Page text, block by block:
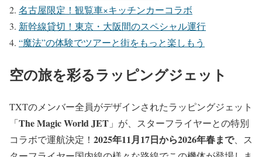
名古屋限定！観覧車×キッチンカーコラボ
新幹線貸切！東京・大阪間のスペシャル運行
“魔法”の体験でツアーと街をもっと楽しもう
空の旅を彩るラッピングジェット
TXTのメンバー全員がデザインされたラッピングジェット
「The Magic World JET 」が、スターフライヤーとの特別
コラボで運航決定！ 2025年11月17日から2026年春まで、ス